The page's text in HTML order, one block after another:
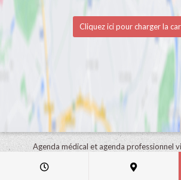
Cliquez ici pour charger la
Agenda médical et agenda professionnel
de ce cabinet